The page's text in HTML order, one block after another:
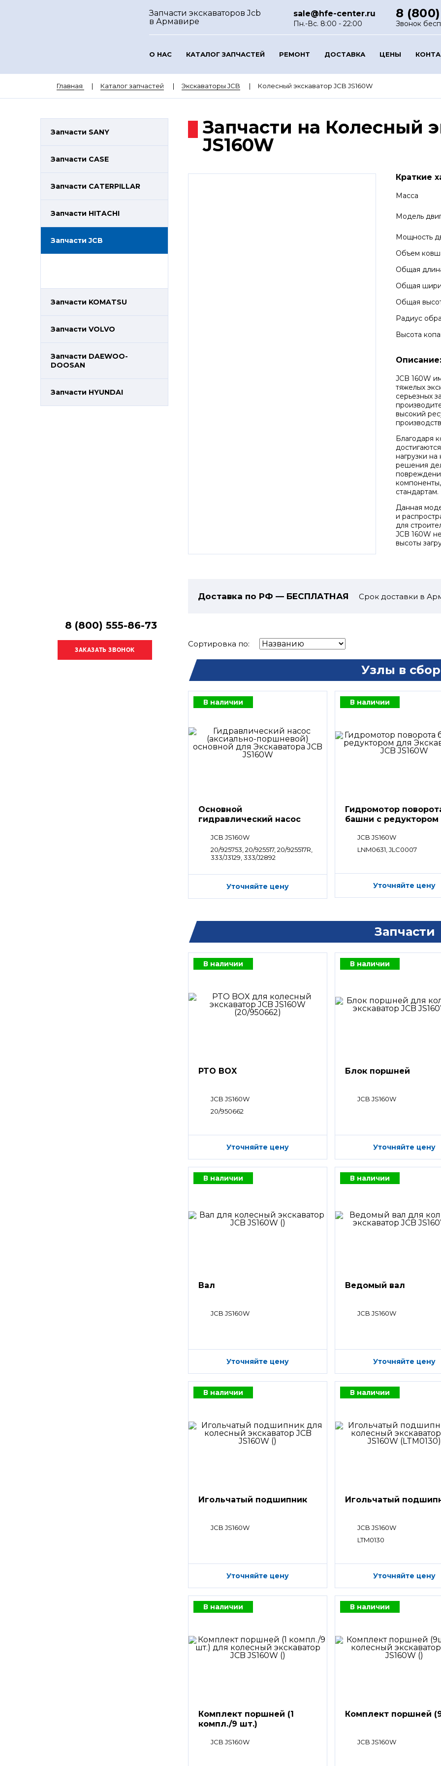
Запчасти экскаваторов Jcb
в Армавире
sale@hfe-center.ru
Пн.-Вс. 8:00 - 22:00
8
Звонок
О НАС КАТАЛОГ ЗАПЧАСТЕЙ РЕМОНТ ДОСТАВКА ЦЕНЫ
Главная Каталог запчастей Экскаваторы JCB Колесный экскаватор JCB JS160W
Запчасти SANY
Запчасти CASE
Запчасти CATERPILLAR
Запчасти HITACHI
Запчасти JCB
Запчасти KOMATSU
Запчасти VOLVO
Запчасти DAEWOO-
DOOSAN
Запчасти HYUNDAI
8 (800) 555-86-73
Запчасти на Колесный
JS160W
Краткие
Масса
Модель
Мощность
Объем
Общая
Общая
Общая
Радиус
Высота
Описание:
JCB 160W
тяжелых
серьезных
высокий
Благодаря
нагрузки
решения
стандартам.
Данная
и
для
JCB 160W
высоты
Доставка по РФ — БЕСПЛАТНАЯ Срок доставки в
Сортировка по:
Узлы в
В наличии
Основной
гидравлический насос
JCB JS160W
20/925753, 20/925517, 20/925517R,
333/J3129, 333/J2892
Уточняйте цену
В наличии
Гидромотор
башни с редуктором
JCB JS160W
LNM0631, JLC0007
Уточняйте цену
Запчасти
В наличии
PTO BOX
JCB JS160W
20/950662
Уточняйте цену
В наличии
Блок поршней
JCB JS160W
Уточняйте цену
В наличии
Вал
JCB JS160W
Уточняйте цену
В наличии
Ведомый вал
JCB JS160W
Уточняйте цену
В наличии
Игольчатый подшипник
JCB JS160W
Уточняйте цену
В наличии
Игольчатый
JCB JS160W
LTM0130
Уточняйте цену
В наличии
Комплект поршней (1
компл./9 шт.)
JCB JS160W
В наличии
Комплект поршней
JCB JS160W